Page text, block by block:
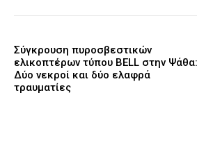
Σύγκρουση πυροσβεστικών
ελικοπτέρων τύπου BELL στην Ψάθα:
Δύο νεκροί και δύο ελαφρά
τραυματίες